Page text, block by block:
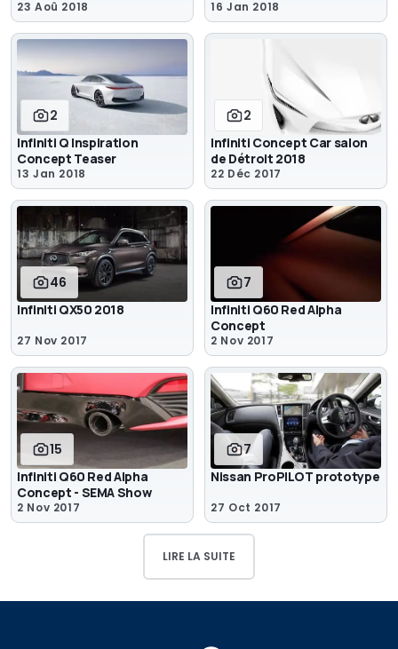
23 Aoû 2018 16 Jan 2018
2
Infiniti Q Inspiration
Concept Teaser
13 Jan 2018
2
Infiniti Concept Car salon
de Détroit 2018
22 Déc 2017
46
Infiniti QX50 2018
27 Nov 2017
7
Infiniti Q60 Red Alpha
Concept
2 Nov 2017
15
Infiniti Q60 Red Alpha
Concept - SEMA Show
2 Nov 2017
7
Nissan ProPILOT prototype
27 Oct 2017
LIRE LA SUITE